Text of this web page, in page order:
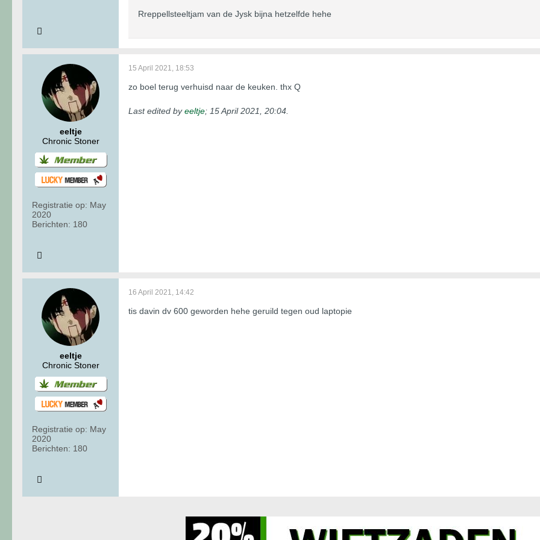
Rreppellsteeltjam van de Jysk bijna hetzelfde hehe
eeltje
Chronic Stoner
Registratie op: May
2020
Berichten: 180
15 April 2021, 18:53
zo boel terug verhuisd naar de keuken. thx Q
Last edited byeeltje; 15 April 2021, 20:04
eeltje
Chronic Stoner
Registratie op: May
2020
Berichten: 180
16 April 2021, 14:42
tis davin dv 600 geworden hehe geruild tegen oud laptopie